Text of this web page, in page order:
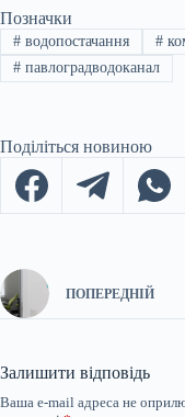
Позначки
#водопостачання #
#павлоградводоканал
Поділіться новиною
ПОПЕРЕДНІЙ
Залишити відповідь
Ваша e-mail адреса не